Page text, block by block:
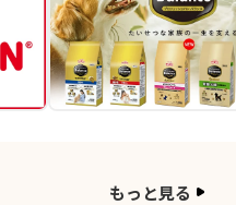
もっと見る